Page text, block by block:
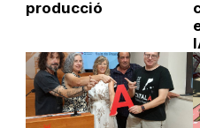
producció